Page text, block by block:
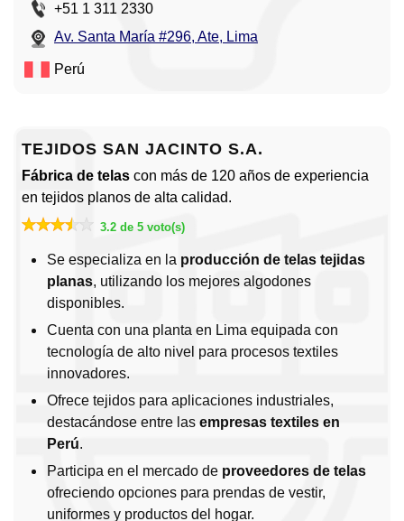
+51 1 311 2330
Av. Santa María #296, Ate, Lima
Perú
TEJIDOS SAN JACINTO S.A.
Fábrica de telas con más de 120 años de experiencia
en tejidos planos de alta calidad.
3.2 de 5 voto(s)
Se especializa en la producción de telas tejidas
planas, utilizando los mejores algodones
disponibles.
Cuenta con una planta en Lima equipada con
tecnología de alto nivel para procesos textiles
innovadores.
Ofrece tejidos para aplicaciones industriales,
destacándose entre las empresas textiles en
Perú.
Participa en el mercado de proveedores de telas
ofreciendo opciones para prendas de vestir,
uniformes y productos del hogar.